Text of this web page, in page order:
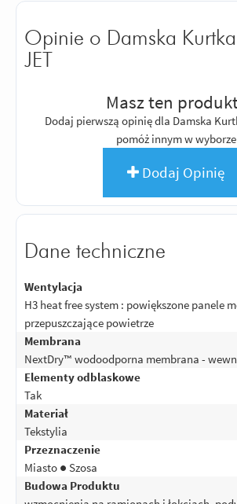
Opinie o Damska
JET
Masz ten
Dodaj pierwszą opinię dla Damska
pomóż innym w wyborze
Dodaj Opinię
Dane techniczne
Wentylacja
H3 heat free system : powiększone panele
przepuszczające powietrze
Membrana
NextDry™ wodoodporna membrana -
Elementy odblaskowe
Tak
Materiał
Tekstylia
Przeznaczenie
Miasto ● Szosa
Budowa Produktu